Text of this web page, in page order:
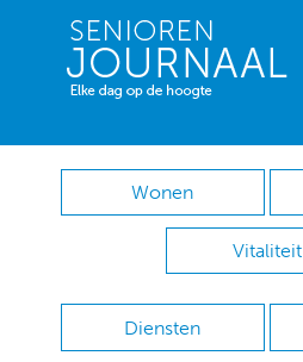
Wonen
Vitaliteit
Diensten